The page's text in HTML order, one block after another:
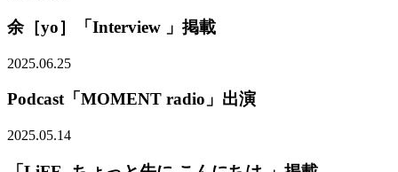
余［yo］「Interview 」掲載
2025.06.25
Podcast「MOMENT radio」出演
2025.05.14